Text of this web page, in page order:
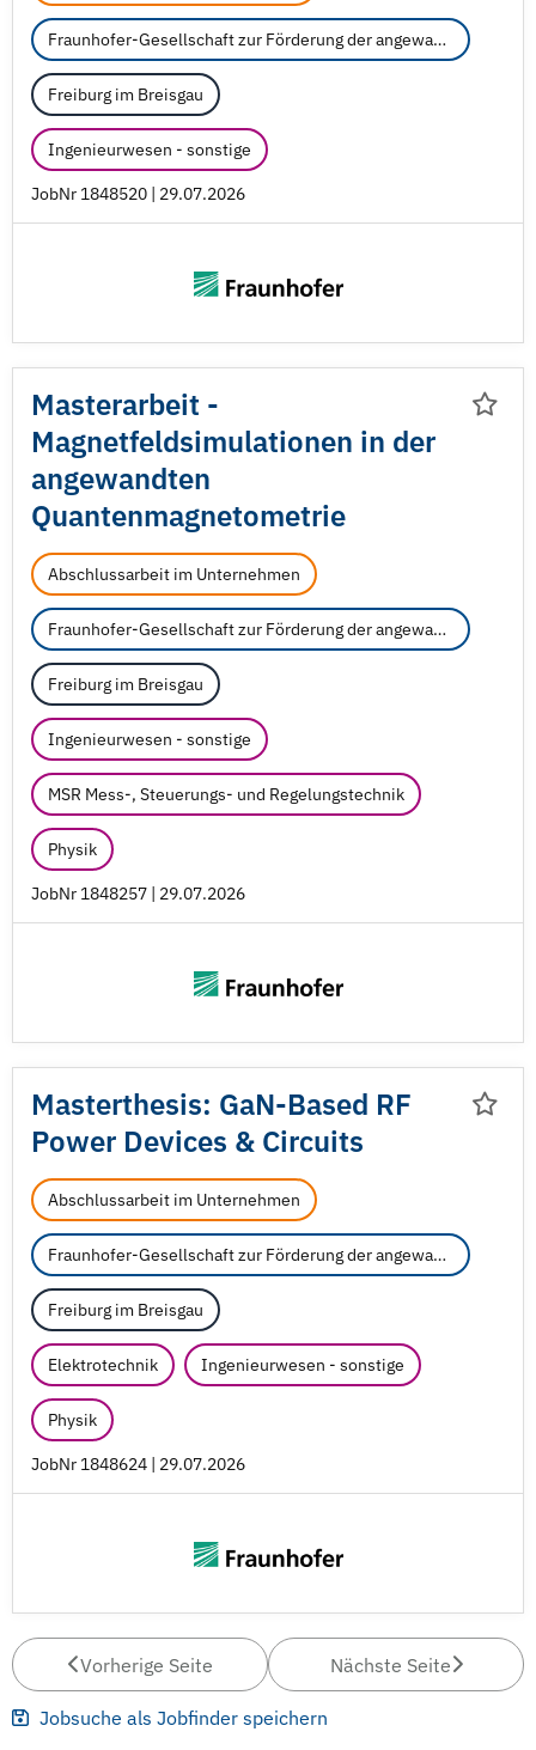
Fraunhofer-Gesellschaft zur Förderung der angewandten Forschung e.V.
Freiburg im Breisgau
Ingenieurwesen - sonstige
JobNr 1848520 | 29.07.2026
Masterarbeit -
Magnetfeldsimulationen in der
angewandten
Quantenmagnetometrie
Abschlussarbeit im Unternehmen
Fraunhofer-Gesellschaft zur Förderung der angewandten Forschung e.V.
Freiburg im Breisgau
Ingenieurwesen - sonstige
MSR Mess-, Steuerungs- und Regelungstechnik
Physik
JobNr 1848257 | 29.07.2026
Masterthesis: GaN-Based RF
Power Devices & Circuits
Abschlussarbeit im Unternehmen
Fraunhofer-Gesellschaft zur Förderung der angewandten Forschung e.V.
Freiburg im Breisgau
Elektrotechnik Ingenieurwesen - sonstige
Physik
JobNr 1848624 | 29.07.2026
Vorherige Seite Nächste Seite
Jobsuche als Jobfinder speichern